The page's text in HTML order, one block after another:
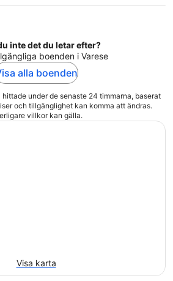
inte det du letar efter?
boenden i Varese
alla boenden
under de senaste 24 timmarna, baserat
och tillgänglighet kan komma att ändras.
villkor kan gälla.
Visa karta